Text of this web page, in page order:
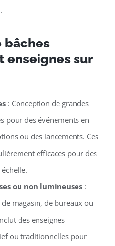
bâches
enseignes sur
: Conception de grandes
pour des événements en
ou des lancements. Ces
efficaces pour des
ou non lumineuses:
de magasin, de bureaux ou
des enseignes
ou traditionnelles pour